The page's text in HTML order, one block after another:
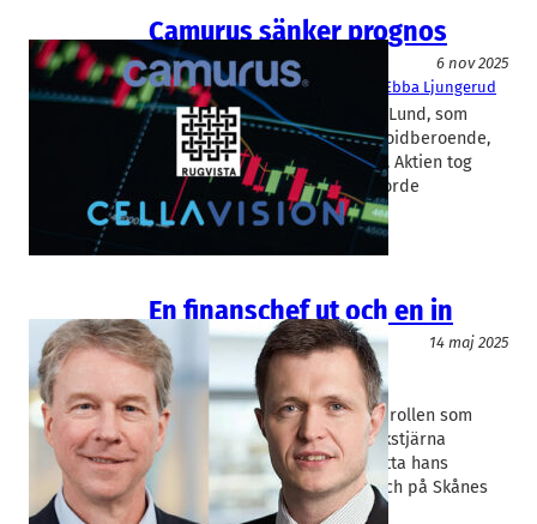
Camurus sänker prognos
Fakta
6 nov 2025
Camurus, CellaVision, RugVista Ebba Ljungerud
Läkemedelsbolaget Camurus i Lund, som
utvecklat ett preparat mot opioidberoende,
sänker sin prognos för helåret. Aktien tog
stryk. Inte heller Cellavision gjorde
aktiemarknaden glad på…
En finanschef ut och en in
Läkemedel
14 maj 2025
Camurus
CellaVision
Anders Vadsholt , Magnus Blixt
I sommar lämnar Magnus Blixt rollen som
finanschef på Skånes bioteknikstjärna
Cellavision. Arbetet med att hitta hans
efterträdare är redan igång. Och på Skånes
största…